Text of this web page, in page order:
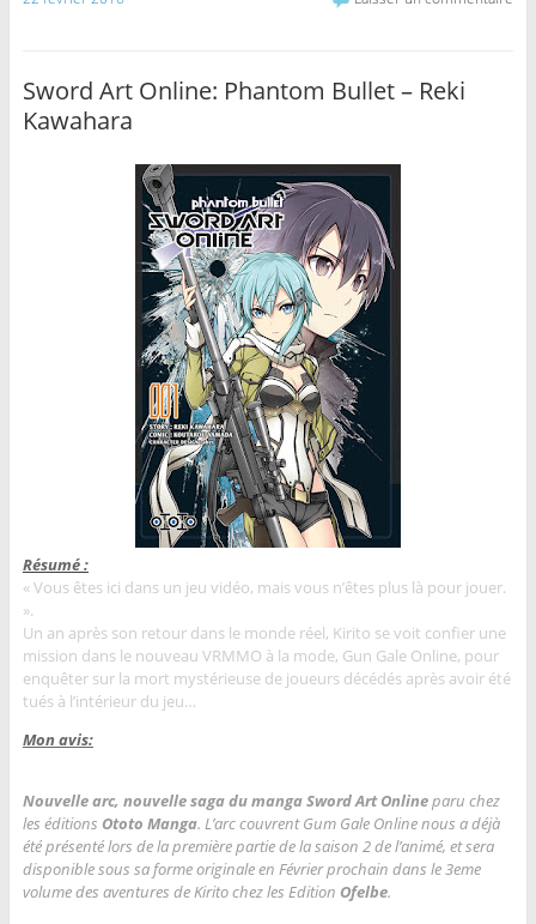
Sword Art Online: Phantom Bullet – Reki
Kawahara
Résumé :
« Vous êtes ici dans un jeu vidéo, mais vous n’êtes plus là pour jouer.
».
Un an après son retour dans le monde réel, Kirito se voit confier une
mission dans le nouveau VRMMO à la mode, Gun Gale Online, pour
enquêter sur la mort mystérieuse de joueurs décédés après avoir été
tués à l’intérieur du jeu…
Mon avis:
Nouvelle arc, nouvelle saga du manga Sword Art Onlineparu chez
les éditions Ototo Manga. L’arc couvrent Gum Gale Online nous a déjà
été présenté lors de la première partie de la saison 2 de l’animé, et sera
disponible sous sa forme originale en Février prochain dans le 3eme
volume des aventures de Kirito chez les Edition Ofelbe.